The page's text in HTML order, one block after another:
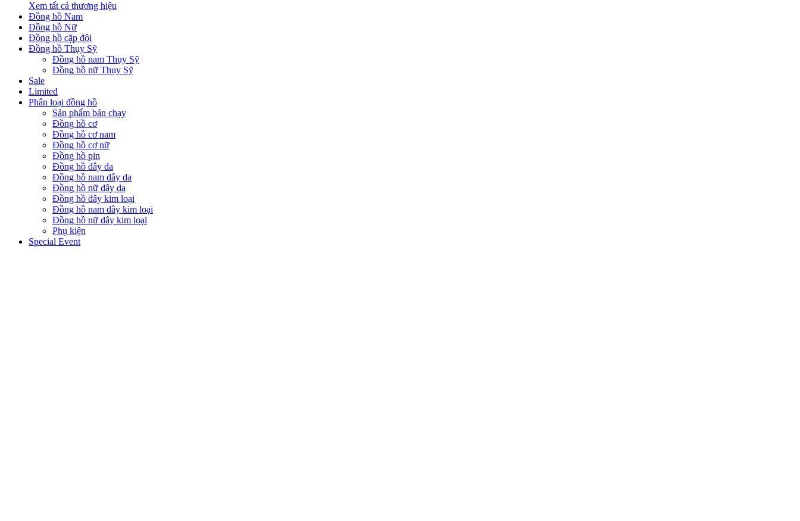
Xem tất cả thương hiệu
Đồng hồ Nam
Đồng hồ Nữ
Đồng hồ cặp đôi
Đồng hồ Thụy Sỹ
Đồng hồ nam Thụy Sỹ
Đồng hồ nữ Thụy Sỹ
Sale
Limited
Phân loại đồng hồ
Sản phẩm bán chạy
Đồng hồ cơ
Đồng hồ cơ nam
Đồng hồ cơ nữ
Đồng hồ pin
Đồng hồ dây da
Đồng hồ nam dây da
Đồng hồ nữ dây da
Đồng hồ dây kim loại
Đồng hồ nam dây kim loại
Đồng hồ nữ dây kim loại
Phụ kiện
Special Event